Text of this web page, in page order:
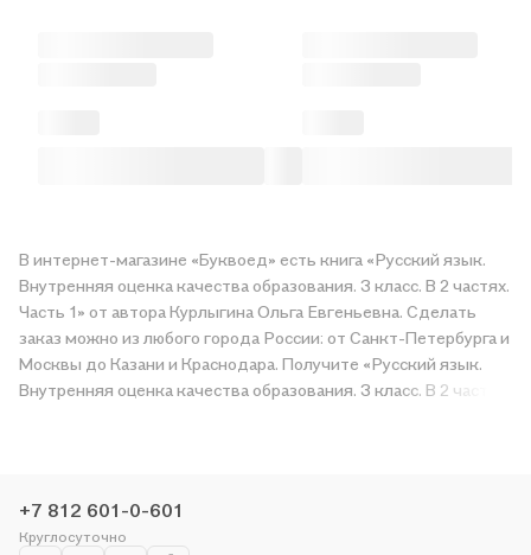
В интернет-магазине «Буквоед» есть книга «Русский язык.
Внутренняя оценка качества образования. 3 класс. В 2 частях.
Часть 1» от автора Курлыгина Ольга Евгеньевна. Сделать
заказ можно из любого города России: от Санкт-Петербурга и
Москвы до Казани и Краснодара. Получите «Русский язык.
Внутренняя оценка качества образования. 3 класс. В 2 частях.
чтобы не упустить выгоду!
+7 812 601-0-601
Круглосуточно